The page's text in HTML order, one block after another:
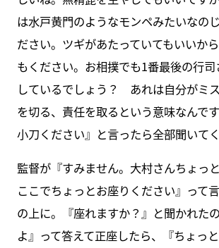
は水戸黄門のようなモンペみたいなの
ださい。ツギがあたっていてもいいか
もください。お相撲でも1番最後の行
しているでしょう？ あれは自分がミ
を切る、責任を取るという意味なんで
小刀ください』と言ったら全部聞いてく
監督が『すみません。大村さんちょっ
ここでちょっとお座りください』って
の上に。『座れますか？』と聞かれた
よ』って答えて正座したら、『ちょっ